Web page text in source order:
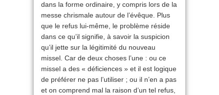
dans la forme ordinaire, y compris lors de la
messe chrismale autour de l’évêque. Plus
que le refus lui-même, le problème réside
dans ce qu’il signifie, à savoir la suspicion
qu’il jette sur la légitimité du nouveau
missel. Car de deux choses l’une : ou ce
missel a des « déficiences » et il est logique
de préférer ne pas l’utiliser ; ou il n’en a pas
et on comprend mal la raison d’un tel refus,